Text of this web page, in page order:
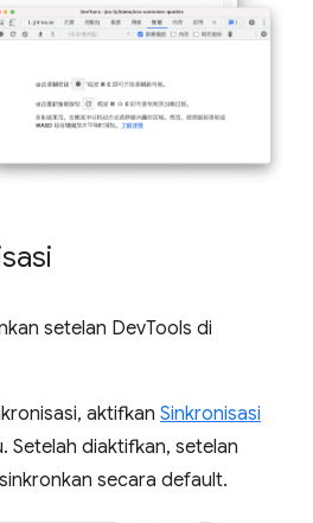
setelan DevTools di
aktifkan Sinkronisasi
Setelah diaktifkan, setelan
secara default.